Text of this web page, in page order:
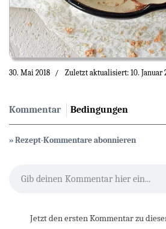
30. Mai 2018 Zuletzt aktualisiert: 10. Januar
Kommentar Bedingungen
» Rezept-Kommentare abonnieren
Gib deinen Kommentar hier ein...
Jetzt den ersten Kommentar zu